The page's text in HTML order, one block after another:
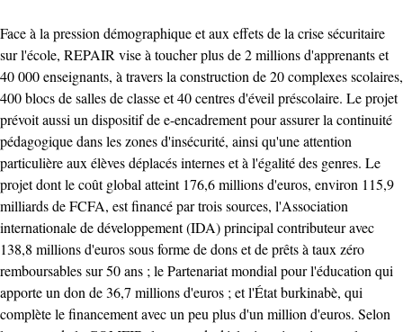
Face à la pression démographique et aux effets de la crise sécuritaire
sur l'école, REPAIR vise à toucher plus de 2 millions d'apprenants et
40 000 enseignants, à travers la construction de 20 complexes scolaires,
400 blocs de salles de classe et 40 centres d'éveil préscolaire. Le projet
prévoit aussi un dispositif de e-encadrement pour assurer la continuité
pédagogique dans les zones d'insécurité, ainsi qu'une attention
particulière aux élèves déplacés internes et à l'égalité des genres. Le
projet dont le coût global atteint 176,6 millions d'euros, environ 115,9
milliards de FCFA, est financé par trois sources, l'Association
internationale de développement (IDA) principal contributeur avec
138,8 millions d'euros sous forme de dons et de prêts à taux zéro
remboursables sur 50 ans ; le Partenariat mondial pour l'éducation qui
apporte un don de 36,7 millions d'euros ; et l'État burkinabè, qui
complète le financement avec un peu plus d'un million d'euros. Selon